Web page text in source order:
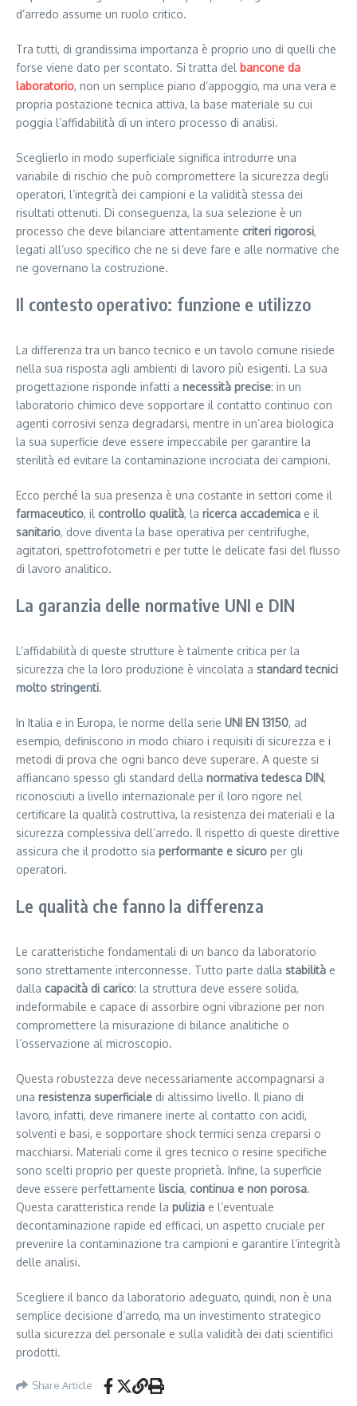
d’arredo assume un ruolo critico.
Tra tutti, di grandissima importanza è proprio uno di quelli che
forse viene dato per scontato. Si tratta del bancone da
laboratorio, non un semplice piano d’appoggio, ma una vera e
propria postazione tecnica attiva, la base materiale su cui
poggia l’affidabilità di un intero processo di analisi.
Sceglierlo in modo superficiale significa introdurre una
variabile di rischio che può compromettere la sicurezza degli
operatori, l’integrità dei campioni e la validità stessa dei
risultati ottenuti. Di conseguenza, la sua selezione è un
processo che deve bilanciare attentamente criteri rigorosi,
legati all’uso specifico che ne si deve fare e alle normative che
ne governano la costruzione.
Il contesto operativo: funzione e utilizzo
La differenza tra un banco tecnico e un tavolo comune risiede
nella sua risposta agli ambienti di lavoro più esigenti. La sua
progettazione risponde infatti a necessità precise: in un
laboratorio chimico deve sopportare il contatto continuo con
agenti corrosivi senza degradarsi, mentre in un’area biologica
la sua superficie deve essere impeccabile per garantire la
sterilità ed evitare la contaminazione incrociata dei campioni.
Ecco perché la sua presenza è una costante in settori come il
farmaceutico, il controllo qualità, la ricerca accademica e il
sanitario, dove diventa la base operativa per centrifughe,
agitatori, spettrofotometri e per tutte le delicate fasi del flusso
di lavoro analitico.
La garanzia delle normative UNI e DIN
L’affidabilità di queste strutture è talmente critica per la
sicurezza che la loro produzione è vincolata a standard tecnici
molto stringenti.
In Italia e in Europa, le norme della serie UNI EN 13150, ad
esempio, definiscono in modo chiaro i requisiti di sicurezza e i
metodi di prova che ogni banco deve superare. A queste si
affiancano spesso gli standard della normativa tedesca DIN,
riconosciuti a livello internazionale per il loro rigore nel
certificare la qualità costruttiva, la resistenza dei materiali e la
sicurezza complessiva dell’arredo. Il rispetto di queste direttive
assicura che il prodotto sia performante e sicuro per gli
operatori.
Le qualità che fanno la differenza
Le caratteristiche fondamentali di un banco da laboratorio
sono strettamente interconnesse. Tutto parte dalla stabilità e
dalla capacità di carico: la struttura deve essere solida,
indeformabile e capace di assorbire ogni vibrazione per non
compromettere la misurazione di bilance analitiche o
l’osservazione al microscopio.
Questa robustezza deve necessariamente accompagnarsi a
una resistenza superficiale di altissimo livello. Il piano di
lavoro, infatti, deve rimanere inerte al contatto con acidi,
solventi e basi, e sopportare shock termici senza creparsi o
macchiarsi. Materiali come il gres tecnico o resine specifiche
sono scelti proprio per queste proprietà. Infine, la superficie
deve essere perfettamente liscia, continua e non porosa.
Questa caratteristica rende la pulizia e l’eventuale
decontaminazione rapide ed efficaci, un aspetto cruciale per
prevenire la contaminazione tra campioni e garantire l’integrità
delle analisi.
Scegliere il banco da laboratorio adeguato, quindi, non è una
semplice decisione d’arredo, ma un investimento strategico
sulla sicurezza del personale e sulla validità dei dati scientifici
prodotti.
Share Article